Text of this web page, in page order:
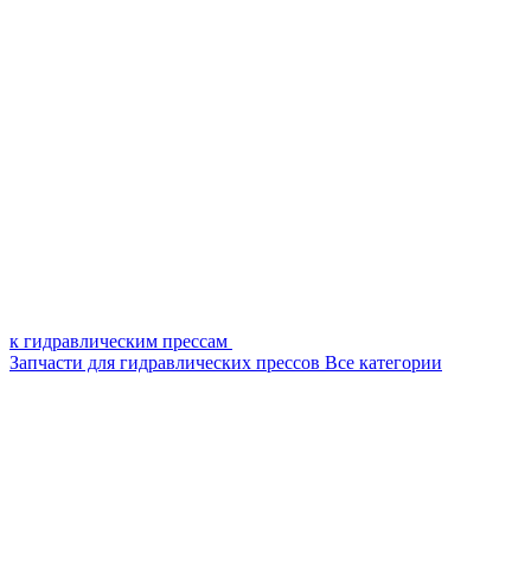
к гидравлическим прессам
Запчасти для гидравлических прессов Все категории